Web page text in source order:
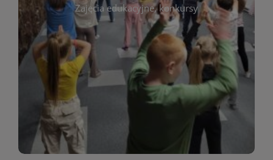
Zajęcia edukacyjne, konkursy
Dla Dzieci
To miejsce stworzone z myślą o najmłodszych
czytelnikach i ich rodzicach. Znajdziesz tu
informacje o zajęciach edukacyjnych, konkursach
plastycznych i spotkaniach z autorami książek dla
dzieci. Biblioteka oferuje bogaty wybór bajek,